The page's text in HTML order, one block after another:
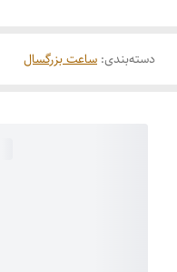
دسته‌بندی: ساعت بزرگسال